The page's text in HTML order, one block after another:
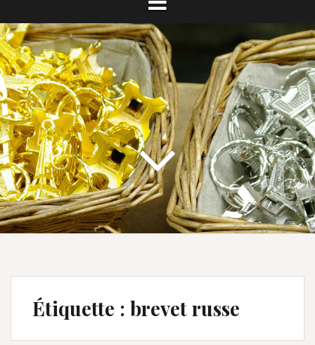
Étiquette : brevet russe